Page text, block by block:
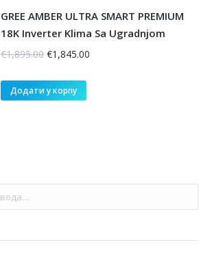
€1,250.00.
GREE AMBER ULTRA SMART PREMIUM
18K Inverter Klima Sa Ugradnjom
€1,895.00 Оригинална
је
€1,845.00
Додати у корпу